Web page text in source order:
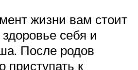
жизни вам стоит
себя и
После родов
приступать к